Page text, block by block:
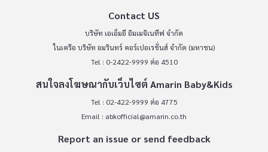
Contact US
บริษัท เอเอ็มอี อิมเมจิเนทีฟ จำกัด
ในเครือ บริษัท อมรินทร์ คอร์เปอเรชั่นส์ จำกัด (มหาชน)
Tel : 0-2422-9999 ต่อ 4510
สนใจลงโฆษณากับเว็บไซต์ Amarin Baby&Kids
Tel : 02-422-9999 ต่อ 4775
Email : abkofficial@amarin.co.th
Report an issue or send feedback